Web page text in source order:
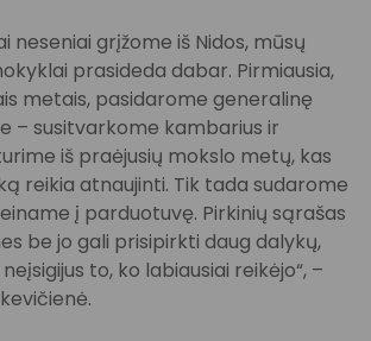
neseniai grįžome iš Nidos, mūsų
prasideda dabar. Pirmiausia,
metais, pasidarome generalinę
– susitvarkome kambarius ir
iš praėjusių mokslo metų, kas
reikia atnaujinti. Tik tada sudarome
į parduotuvę. Pirkinių sąrašas
be jo gali prisipirkti daug dalykų,
to, ko labiausiai reikėjo“, –